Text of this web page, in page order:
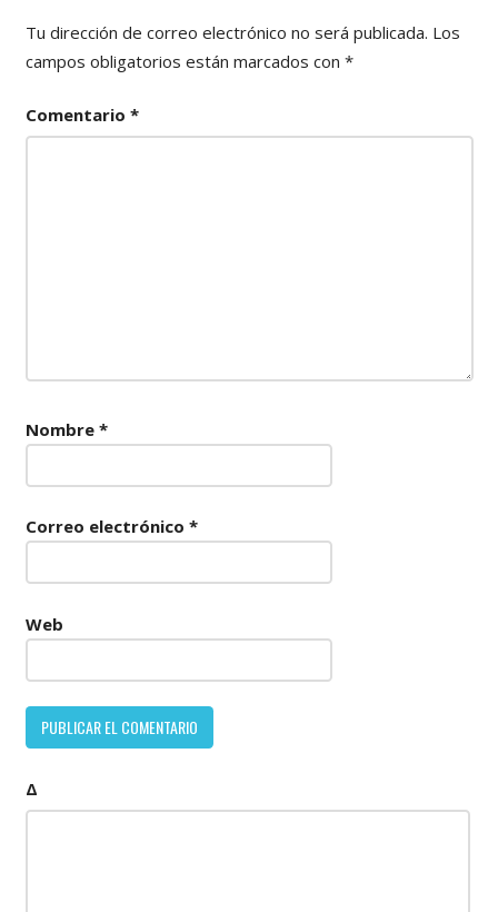
Tu dirección de correo electrónico no será publicada. Los
campos obligatorios están marcados con *
Comentario *
Nombre *
Correo electrónico *
Web
Δ